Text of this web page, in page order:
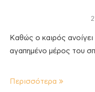
Καθώς ο καιρός ανοίγει
αγαπημένο μέρος του
Περισσότερα